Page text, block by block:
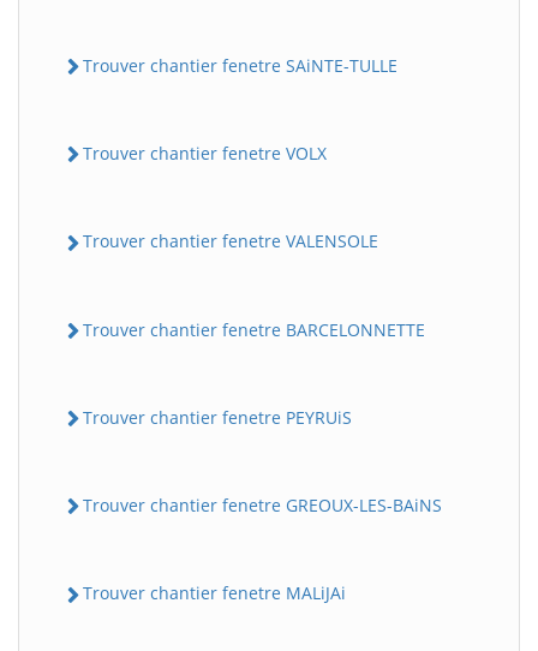
Trouver chantier fenetre SAiNTE-TULLE
Trouver chantier fenetre VOLX
Trouver chantier fenetre VALENSOLE
Trouver chantier fenetre BARCELONNETTE
Trouver chantier fenetre PEYRUiS
Trouver chantier fenetre GREOUX-LES-BAiNS
Trouver chantier fenetre MALiJAi